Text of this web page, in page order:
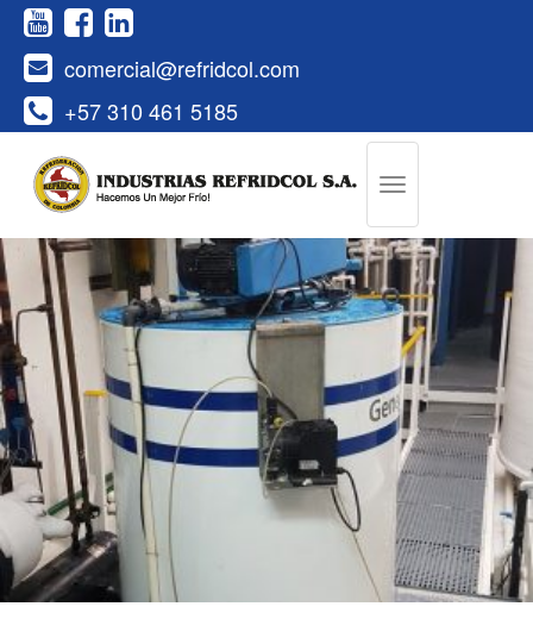
+57 310 461 5185
comercial@refridcol.com